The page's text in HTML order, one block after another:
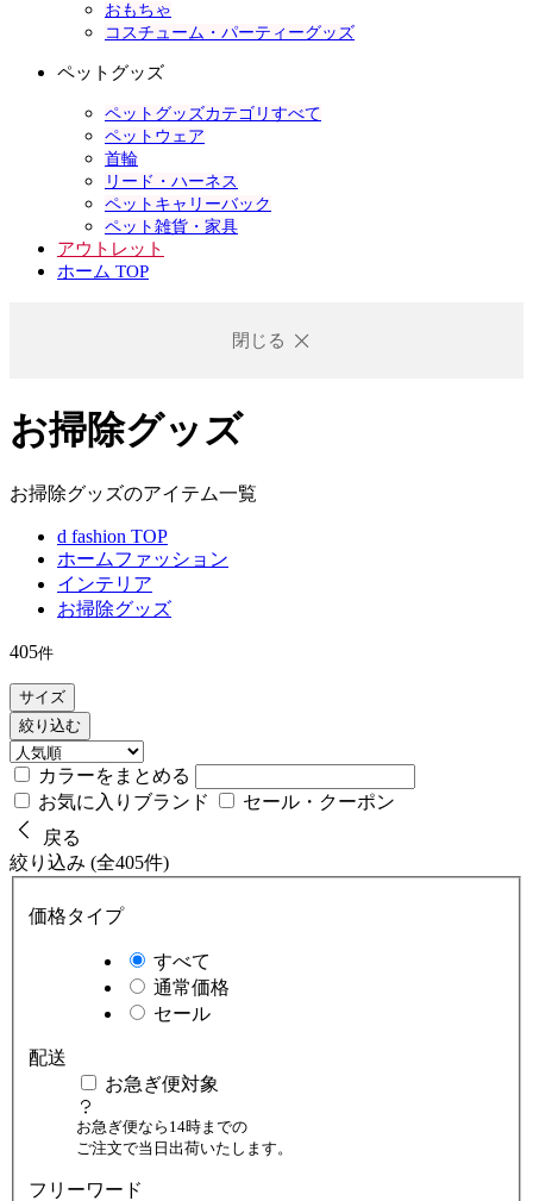
おもちゃ
コスチューム・パーティーグッズ
ペットグッズ
ペットグッズカテゴリすべて
ペットウェア
首輪
リード・ハーネス
ペットキャリーバック
ペット雑貨・家具
アウトレット
ホーム TOP
閉じる
お掃除グッズ
お掃除グッズのアイテム一覧
d fashion TOP
ホームファッション
インテリア
お掃除グッズ
405件
サイズ
絞り込む
カラーをまとめる
お気に入りブランド
セール・クーポン
戻る
絞り込み (全405件)
価格タイプ
すべて
通常価格
セール
配送
お急ぎ便対象
お急ぎ便なら14時までの
ご注文で当日出荷いたします。
フリーワード